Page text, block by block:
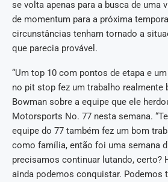
se volta apenas para a busca de uma
de momentum para a próxima
circunstâncias tenham tornado a
que parecia provável.
“Um top 10 com pontos de etapa e
no pit stop fez um trabalho realmente
Bowman sobre a equipe que ele
Motorsports No. 77 nesta semana.
equipe do 77 também fez um bom
como família, então foi uma semana
precisamos continuar lutando, certo?
ainda podemos conquistar. Podemos